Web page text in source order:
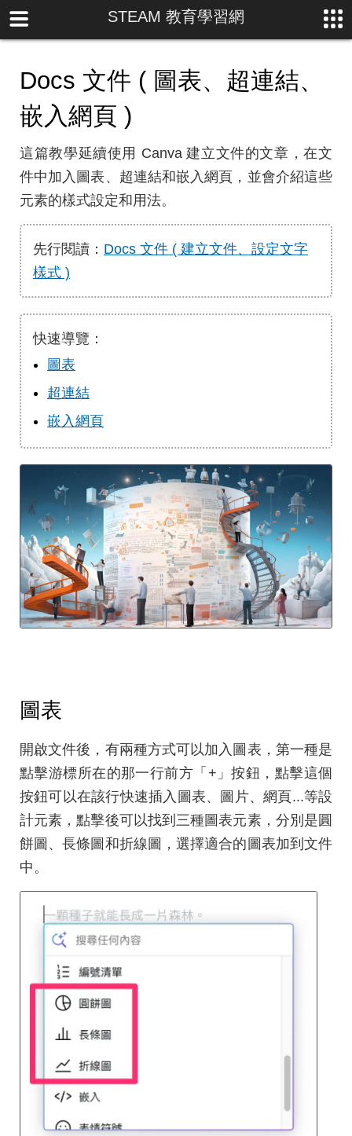
STEAM 教育學習網
Docs 文件 ( 圖表、超連結、
嵌入網頁 )
這篇教學延續使用 Canva 建立文件的文章，在文
件中加入圖表、超連結和嵌入網頁，並會介紹這些
元素的樣式設定和用法。
先行閱讀： Docs 文件 ( 建立文件、設定文字
樣式 )
快速導覽：
圖表
超連結
嵌入網頁
圖表
開啟文件後，有兩種方式可以加入圖表，第一種是
點擊游標所在的那一行前方「+」按鈕，點擊這個
按鈕可以在該行快速插入圖表、圖片、網頁...等設
計元素，點擊後可以找到三種圖表元素，分別是圓
餅圖、長條圖和折線圖，選擇適合的圖表加到文件
中。